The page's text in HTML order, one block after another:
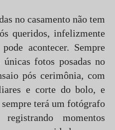
no casamento não tem
queridos, infelizmente
acontecer. Sempre
fotos posadas no
pós cerimônia, com
e corte do bolo, e
terá um fotógrafo
momentos